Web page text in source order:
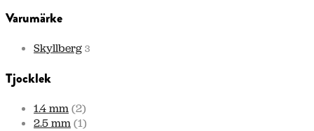
Varumärke
Skyllberg 3
Tjocklek
1.4 mm(2)
2.5 mm(1)